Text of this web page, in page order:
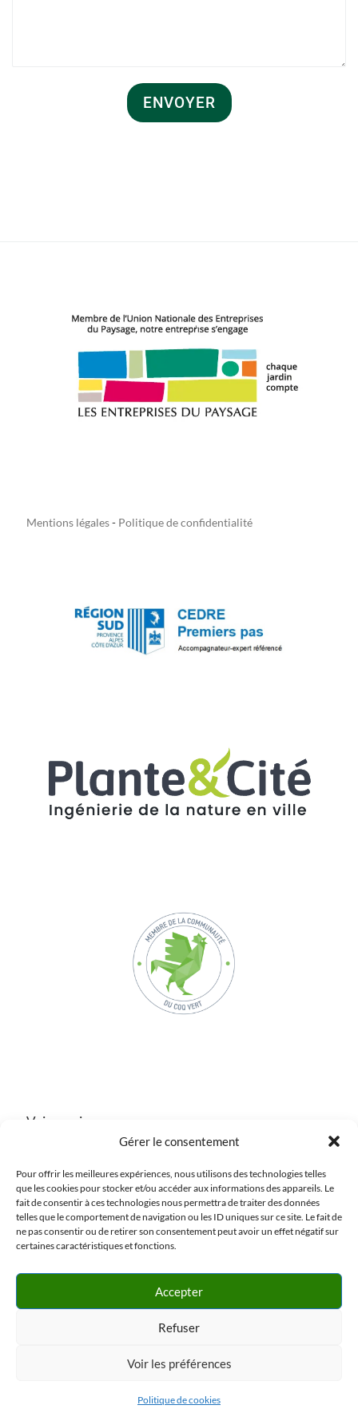
Gérer le consentement
Pour offrir les meilleures expériences, nous utilisons des technologies telles
que les cookies pour stocker et/ou accéder aux informations des appareils. Le
fait de consentir à ces technologies nous permettra de traiter des données
telles que le comportement de navigation ou les ID uniques sur ce site. Le fait de
ne pas consentir ou de retirer son consentement peut avoir un effet négatif sur
certaines caractéristiques et fonctions.
Accepter
Refuser
Voir les préférences
Politique de cookies
Mentions légales- Politique de confidentialité
Voir aussi :
La Gazette verte
🇬🇧🇺🇸🇩🇪 Garden Maintenance for Second Homes in
Provence | Cassis, Aix & West Var
Ecoverde Paysages– Tous droits réservés